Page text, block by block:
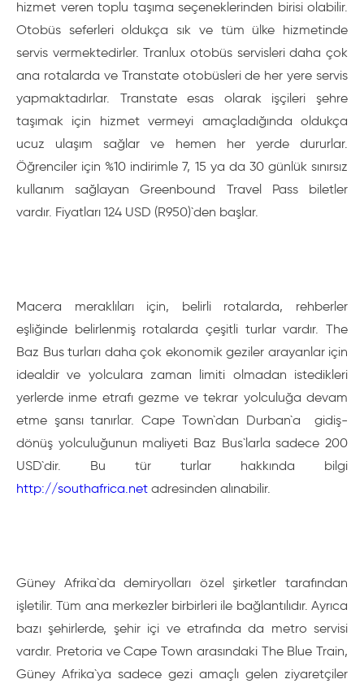
hizmet veren toplu taşıma seçeneklerinden birisi olabilir.
Otobüs seferleri oldukça sık ve tüm ülke hizmetinde
servis vermektedirler. Tranlux otobüs servisleri daha çok
ana rotalarda ve Transtate otobüsleri de her yere servis
yapmaktadırlar. Transtate esas olarak işçileri şehre
taşımak için hizmet vermeyi amaçladığında oldukça
ucuz ulaşım sağlar ve hemen her yerde dururlar.
Öğrenciler için %10 indirimle 7, 15 ya da 30 günlük sınırsız
kullanım sağlayan Greenbound Travel Pass biletler
vardır. Fiyatları 124 USD (R950)`den başlar.
Macera meraklıları için, belirli rotalarda, rehberler
eşliğinde belirlenmiş rotalarda çeşitli turlar vardır. The
Baz Bus turları daha çok ekonomik geziler arayanlar için
idealdir ve yolculara zaman limiti olmadan istedikleri
yerlerde inme etrafı gezme ve tekrar yolculuğa devam
etme şansı tanırlar. Cape Town`dan Durban`a gidiş-
dönüş yolculuğunun maliyeti Baz Bus`larla sadece 200
USD`dir. Bu tür turlar hakkında bilgi
http://southafrica.net adresinden alınabilir.
Güney Afrika`da demiryolları özel şirketler tarafından
işletilir. Tüm ana merkezler birbirleri ile bağlantılıdır. Ayrıca
bazı şehirlerde, şehir içi ve etrafında da metro servisi
vardır. Pretoria ve Cape Town arasındaki The Blue Train,
Güney Afrika`ya sadece gezi amaçlı gelen ziyaretçiler